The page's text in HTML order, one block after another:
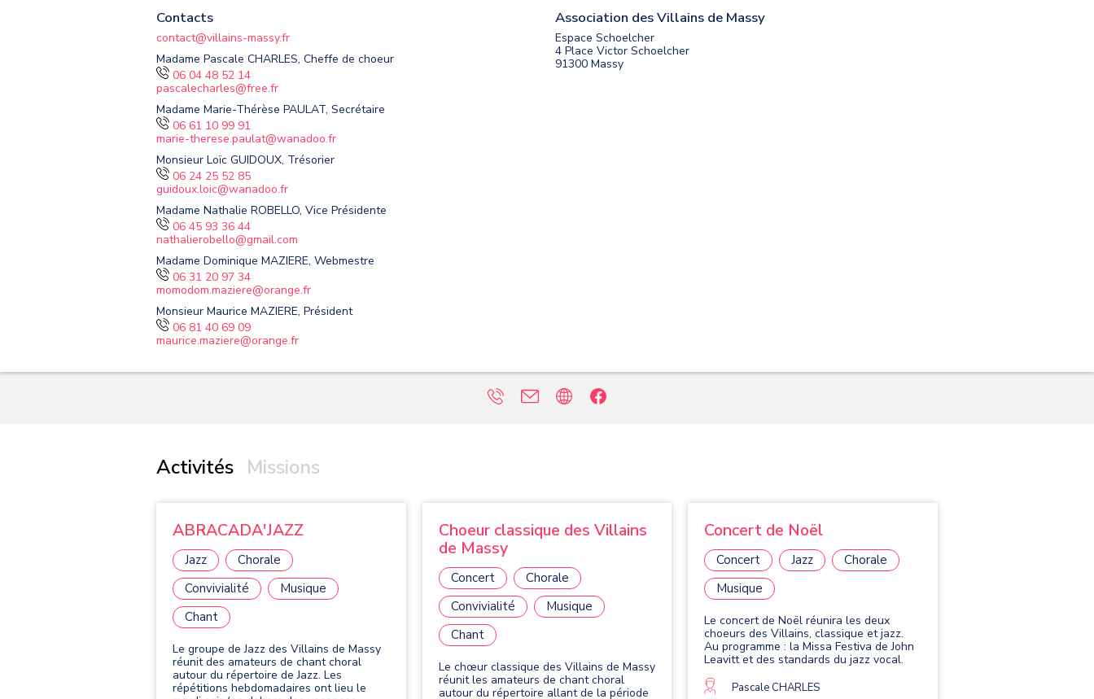
Contacts
contact@villains-massy.fr
Madame Pascale CHARLES, Cheffe de choeur
06 04 48 52 14
pascalecharles@free.fr
Madame Marie-Thérèse PAULAT, Secrétaire
06 61 10 99 91
marie-therese.paulat@wanadoo.fr
Monsieur Loïc GUIDOUX, Trésorier
06 24 25 52 85
guidoux.loic@wanadoo.fr
Madame Nathalie ROBELLO, Vice Présidente
06 45 93 36 44
nathalierobello@gmail.com
Madame Dominique MAZIERE, Webmestre
06 31 20 97 34
momodom.maziere@orange.fr
Monsieur Maurice MAZIERE, Président
06 81 40 69 09
maurice.maziere@orange.fr
Association des Villains de Massy
Espace Schoelcher
4 Place Victor Schoelcher
91300 Massy
Activités Missions
ABRACADA'JAZZ
Jazz
Chorale
Convivialité
Musique
Chant
Le groupe de Jazz des Villains de Massy
réunit des amateurs de chant choral
autour du répertoire de Jazz. Les
répétitions hebdomadaires ont lieu le
Choeur classique des Villains
de Massy
Concert
Chorale
Convivialité
Musique
Chant
Le chœur classique des Villains de Massy
réunit les amateurs de chant choral
autour du répertoire allant de la période
Concert de Noël
Concert Jazz
Chorale
Musique
Le concert de Noël réunira les deux
choeurs des Villains, classique et jazz.
Au programme : la Missa Festiva de John
Leavitt et des standards du jazz vocal.
Pascale CHARLES